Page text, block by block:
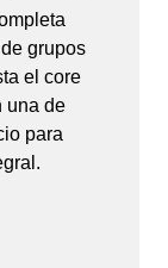
grupos
el core
una de
para